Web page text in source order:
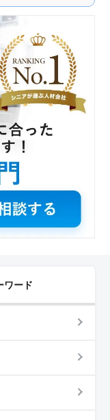
々にふさわしい
給し、雇用・
です。さらに
に取り組んでい
ワード